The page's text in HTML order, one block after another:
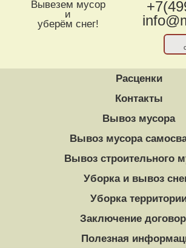
Вывезем мусор
и
уберём снег!
Расценки
Контакты
Вывоз мусора
Вывоз мусора
Вывоз строительного
Уборка и вывоз
Уборка
Заключение
Полезная